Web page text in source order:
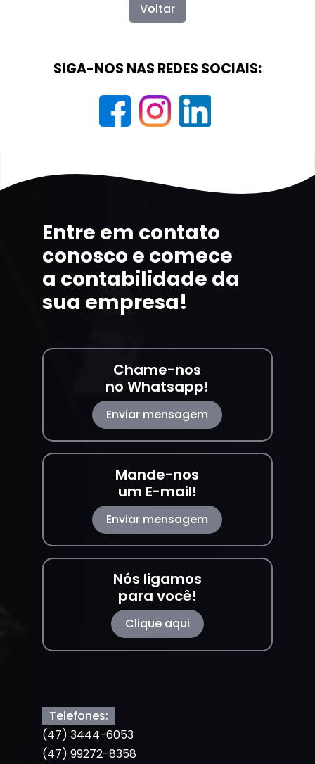
Voltar
SIGA-NOS NAS REDES SOCIAIS:
Entre em contato
conosco e comece
a contabilidade da
sua empresa!
Chame-nos
no Whatsapp!
Enviar mensagem
Mande-nos
um E-mail!
Enviar mensagem
Nós ligamos
para você!
Clique aqui
Telefones:
(47) 3444-6053
(47) 99272-8358